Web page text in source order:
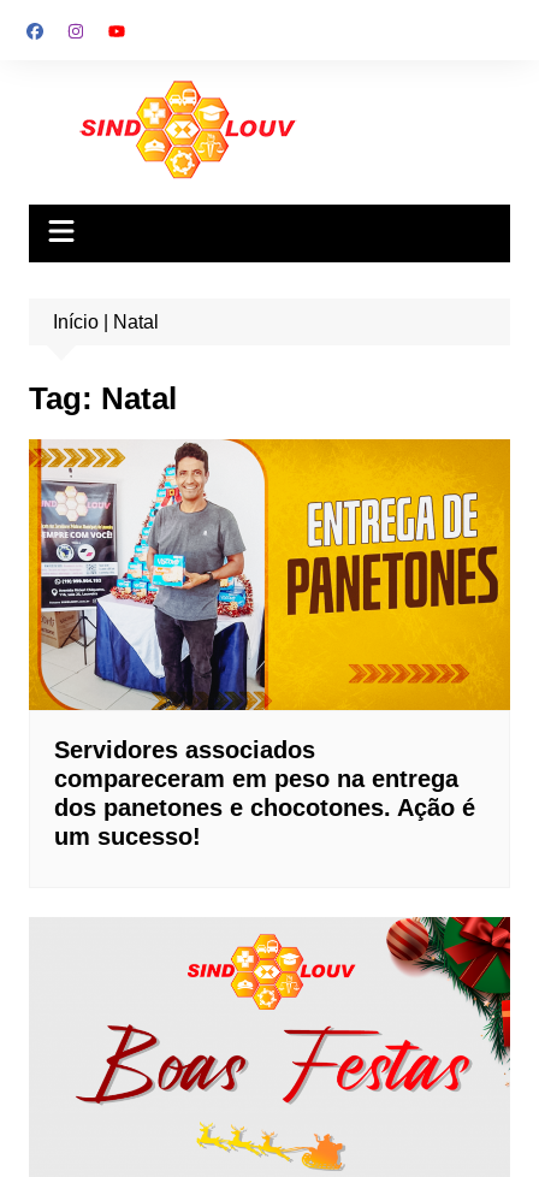
para
Início| Natal
Tag: Natal
Servidores associados
compareceram em peso na entrega
dos panetones e chocotones. Ação é
um sucesso!